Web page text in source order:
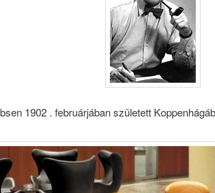
1902 . februárjában született